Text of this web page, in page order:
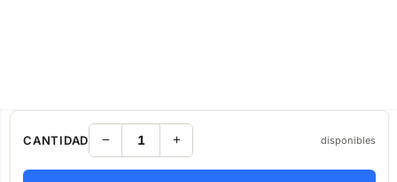
CANTIDAD disponibles